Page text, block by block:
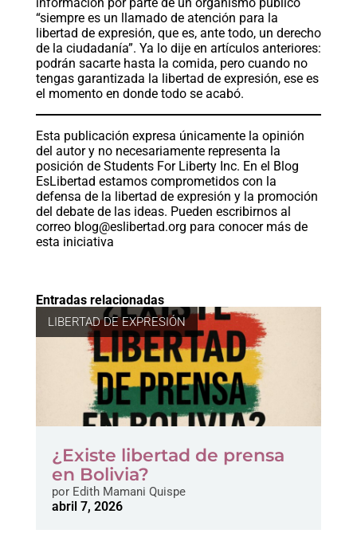
“siempre es un llamado de atención para la
libertad de expresión, que es, ante todo, un derecho
de la ciudadanía”. Ya lo dije en artículos anteriores:
podrán sacarte hasta la comida, pero cuando no
tengas garantizada la libertad de expresión, ese es
el momento en donde todo se acabó.
Esta publicación expresa únicamente la opinión
del autor y no necesariamente representa la
posición de Students For Liberty Inc. En el Blog
EsLibertad estamos comprometidos con la
defensa de la libertad de expresión y la promoción
del debate de las ideas. Pueden escribirnos al
correo blog@eslibertad.org para conocer más de
esta iniciativa
Entradas relacionadas
LIBERTAD DE EXPRESIÓN
¿Existe libertad de prensa
en Bolivia?
porEdith Mamani Quispe
abril 7, 2026